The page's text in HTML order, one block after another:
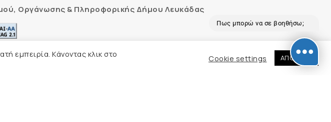
Οργάνωσης & Πληροφορικής Δήμου Λευκάδας
πρότυπο WCAG 2.1 AA και με το εργαλείο “AChecker”
εμπειρία. Κάνοντας κλικ στο
Cookie settings ΑΠΟΔΟΧΗ
Πως μπορώ να σε βοηθήσω;